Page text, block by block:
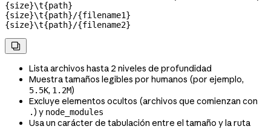
{size}\t{path}
{size}\t{path}/{filename1}
{size}\t{path}/{filename2}

Lista archivos hasta 2 niveles de profundidad
Muestra tamaños legibles por humanos (por ejemplo,
5.5K, 1.2M)
Excluye elementos ocultos (archivos que comienzan con
.) y node_modules
Usa un carácter de tabulación entre el tamaño y la ruta